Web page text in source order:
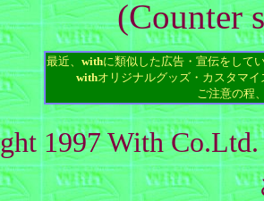
(Counter
最近、 withに類似した広告・宣伝をして
withオリジナルグッズ・カスタマ
ご注意の程
1997 With